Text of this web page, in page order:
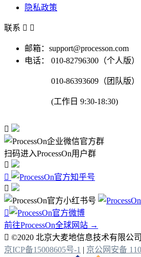
隐私政策
联系  
邮箱：support@processon.com
电话：
010-82796300（个人版）
010-86393609（团队版）
(工作日 9:30-18:30)

扫码进入ProcessOn用户群




前往ProcessOn全球网站 →
 ©2020 北京大麦地信息技术有限公司
京ICP备15008605号-1 | 京公网安备